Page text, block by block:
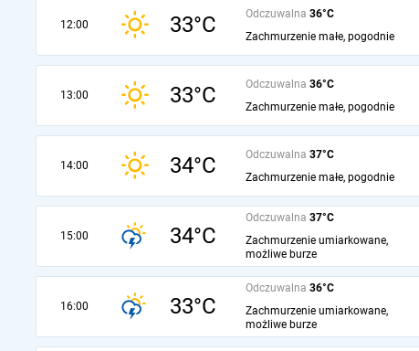
12:00 33°C Odczuwalna 36°C
Zachmurzenie małe, pogodnie
13:00 33°C Odczuwalna 36°C
Zachmurzenie małe, pogodnie
14:00 34°C Odczuwalna 37°C
Zachmurzenie małe, pogodnie
15:00 34°C
Odczuwalna 37°C
Zachmurzenie umiarkowane,
możliwe burze
16:00 33°C
Odczuwalna 36°C
Zachmurzenie umiarkowane,
możliwe burze